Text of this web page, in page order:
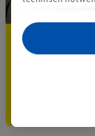
auch durch
Verantwortliche;
insgesamt
Statistik-